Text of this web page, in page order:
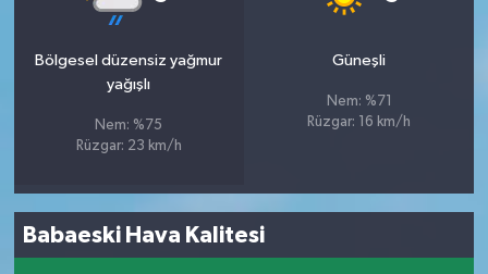
Bölgesel düzensiz yağmur
yağışlı
Nem: %75
Rüzgar: 23 km/h
Güneşli
Nem: %71
Rüzgar: 16 km/h
Babaeski Hava Kalitesi